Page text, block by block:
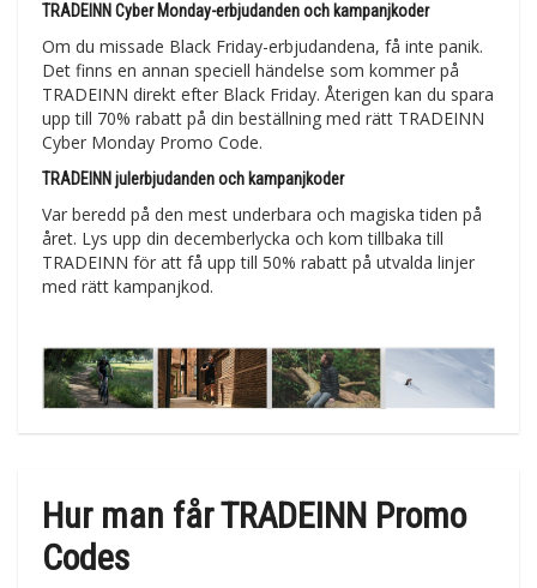
TRADEINN Cyber Monday-erbjudanden och kampanjkoder
Om du missade Black Friday-erbjudandena, få inte panik.
Det finns en annan speciell händelse som kommer på
TRADEINN direkt efter Black Friday. Återigen kan du spara
upp till 70% rabatt på din beställning med rätt TRADEINN
Cyber Monday Promo Code.
TRADEINN julerbjudanden och kampanjkoder
Var beredd på den mest underbara och magiska tiden på
året. Lys upp din decemberlycka och kom tillbaka till
TRADEINN för att få upp till 50% rabatt på utvalda linjer
med rätt kampanjkod.
Hur man får TRADEINN Promo
Codes